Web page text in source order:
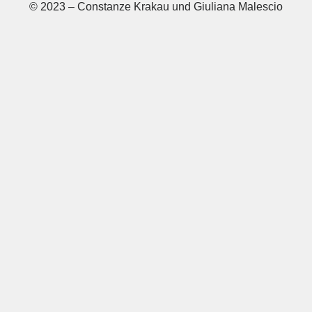
© 2023 – Constanze Krakau und Giuliana Malescio